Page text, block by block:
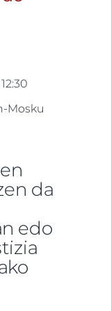
Mosku
da
edo